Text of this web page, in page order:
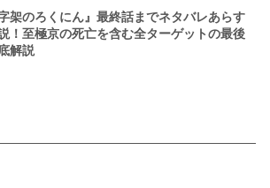
字架のろくにん』最終話までネタバレあらす
！至極京の死亡を含む全ターゲットの最後
解説